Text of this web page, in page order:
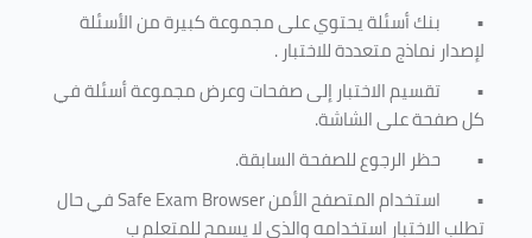
• بنك أسئلة يحتوي على مجموعة كبيرة من الأسئلة
لإصدار نماذج متعددة للاختبار.
• تقسيم الاختبار إلى صفحات وعرض مجموعة أسئلة في
كل صفحة على الشاشة.
• حظر الرجوع للصفحة السابقة.
• استخدام المتصفح الأمنSafe Exam Browserفي حال
تطلب الاختبار استخدامه والذي لا يسمح للمتعلم ب